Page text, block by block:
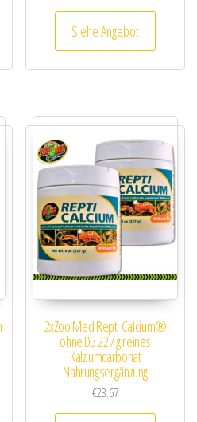
Siehe Angebot
2xZoo Med Repti Calcium®
ohne D3 227 g reines
Kalziumcarbonat
Nahrungsergänzung
€23.67